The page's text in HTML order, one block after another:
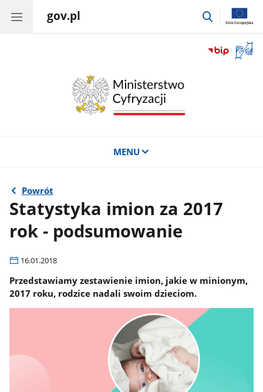
gov.pl
przejdź
okno
MENU
Powrót
Statystyka imion za 2017
rok - podsumowanie
16.01.2018
Przedstawiamy zestawienie imion, jakie w minionym,
2017 roku, rodzice nadali swoim dzieciom.